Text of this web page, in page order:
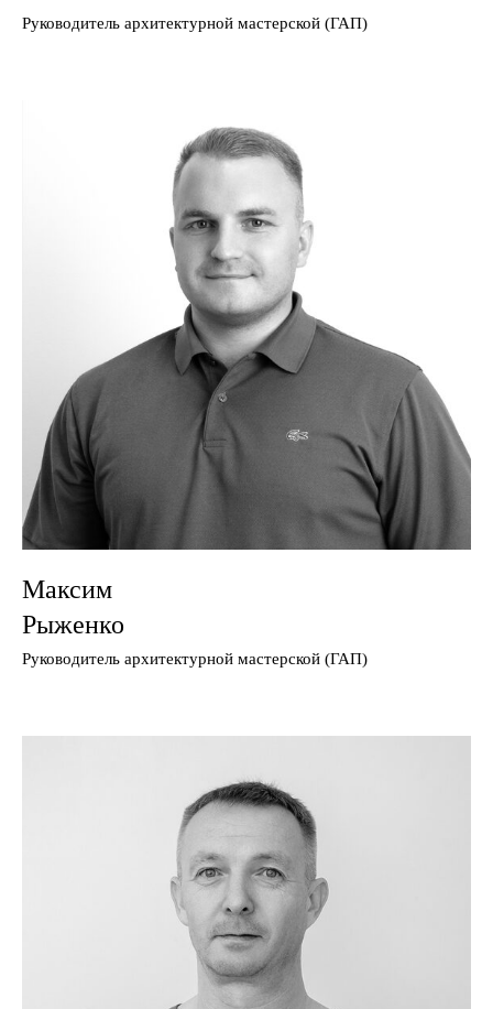
Руководитель архитектурной мастерской (ГАП)
Максим
Рыженко
Руководитель архитектурной мастерской (ГАП)